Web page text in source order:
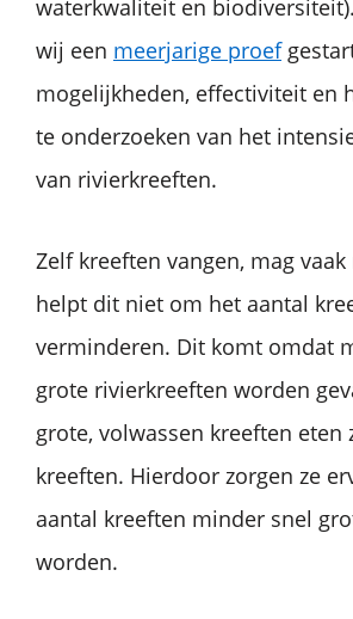
waterkwaliteit en
wij een meerjarige proef
mogelijkheden, effectiviteit en
te onderzoeken van het
van rivierkreeften.
Zelf kreeften vangen, mag
helpt dit niet om het aantal
verminderen. Dit komt omdat
grote rivierkreeften worden
grote, volwassen kreeften eten
kreeften. Hierdoor zorgen ze
aantal kreeften minder snel
worden.